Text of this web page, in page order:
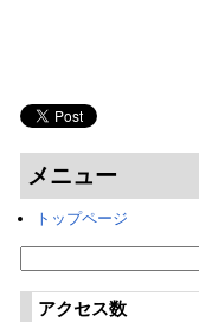
メニュー
トップページ
アクセス数